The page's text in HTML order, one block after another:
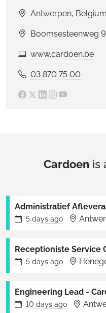
Antwerpen, Belgium
Boomsesteenweg
www.cardoen.be
03 870 75 00
Cardoen is
Administratief
5 days ago
5 days ago
Engineering Lead -
10 days ago